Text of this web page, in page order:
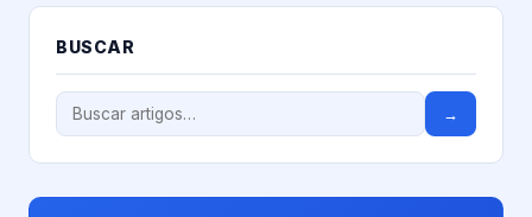
BUSCAR
→